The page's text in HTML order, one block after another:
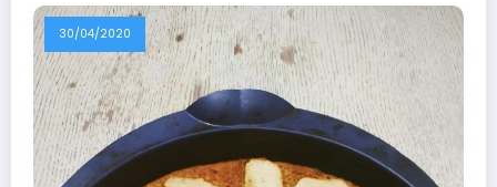
30/04/2020